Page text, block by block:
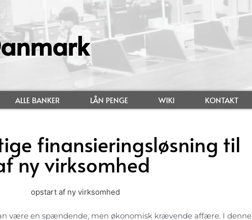
ALLE BANKER LÅN PENGE WIKI KONTAKT
finansieringsløsning til
ny virksomhed
være en spændende, men økonomisk krævende affære. I denne